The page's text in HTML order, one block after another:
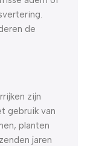
de
zijn
gebruik van
planten
jaren